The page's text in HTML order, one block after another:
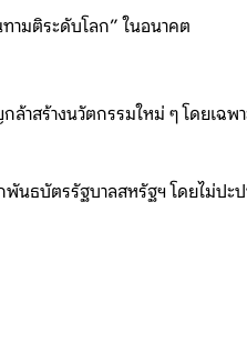
ามติระดับโลก” ในอนาคต
สร้างนวัตกรรมใหม่ ๆ โดยเฉพ
ธบัตรรัฐบาลสหรัฐฯ โดยไม่ปะป